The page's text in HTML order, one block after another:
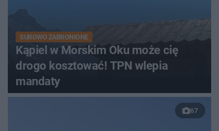
SUROWO ZABRONIONE
Kąpiel w Morskim Oku może cię
drogo kosztować! TPN wlepia
mandaty
67